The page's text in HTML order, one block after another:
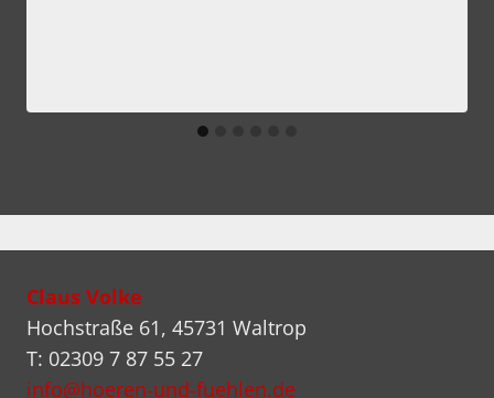
Claus Volke
Hochstraße 61, 45731 Waltrop
T: 02309 7 87 55 27
info@hoeren-und-fuehlen.de